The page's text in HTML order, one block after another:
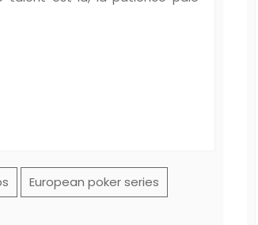
European poker series